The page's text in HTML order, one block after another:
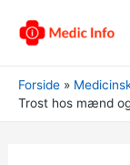
Forside
Trost hos mænd